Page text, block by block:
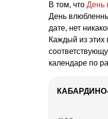
В том, что День
День
дате, нет
Каждый из этих
календаре по